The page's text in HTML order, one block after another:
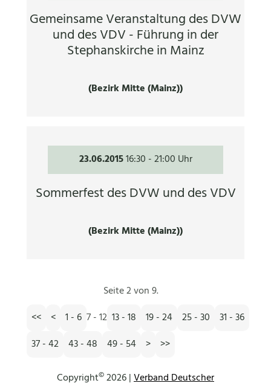
Gemeinsame Veranstaltung des DVW
und des VDV - Führung in der
Stephanskirche in Mainz
(Bezirk Mitte (Mainz))
23.06.201516:30 -21:00 Uhr
Sommerfest des DVW und des VDV
(Bezirk Mitte (Mainz))
Seite 2 von 9.
<<
< 1 - 6 7 - 12 13 - 18 19 - 24 25 - 30
31 - 36
37 - 42
43 - 48 49 - 54 > >>
Copyright© 2026 |Verband Deutscher